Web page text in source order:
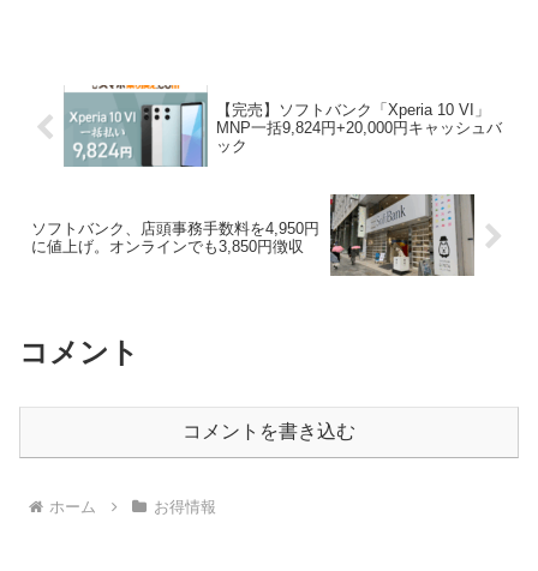
【完売】ソフトバンク「Xperia 10 VI」
MNP一括9,824円+20,000円キャッシュバ
ック
ソフトバンク、店頭事務手数料を4,950円
に値上げ。オンラインでも3,850円徴収
コメント
コメントを書き込む
ホーム お得情報